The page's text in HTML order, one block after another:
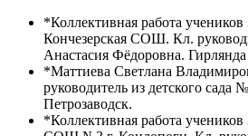
*Коллективная работа
Кончезерская СОШ. Кл.
Анастасия Фёдоровна.
*Маттиева Светлана
руководитель из детского сада
Петрозаводск.
*Коллективная работа